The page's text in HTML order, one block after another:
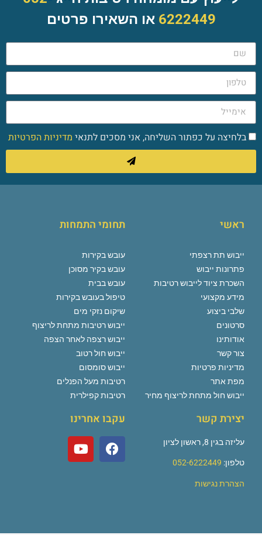
6222449 או השאירו פרטים
בלחיצה על כפתור השליחה, אני מסכים לתנאי מדיניות הפרטיות
ראשי
ייבוש תת רצפתי
פתרונות ייבוש
השכרת ציוד לייבוש רטיבות
מידע מקצועי
שלבי ביצוע
סרטונים
אודותינו
צור קשר
מדיניות פרטיות
מפת אתר
ייבוש חול מתחת לריצוף מחיר
תחומי התמחות
עובש בקירות
עובש בקיר מסוכן
עובש בבית
טיפול בעובש בקירות
שיקום נזקי מים
ייבוש רטיבות מתחת לריצוף
ייבוש רצפה לאחר הצפה
ייבוש חול רטוב
ייבוש סומסום
רטיבות מעל הפנלים
רטיבות קפילרית
יצירת קשר
עליזה בגין 8, ראשון לציון
טלפון: 052-6222449
הצהרת נגישות
עקבו אחרינו